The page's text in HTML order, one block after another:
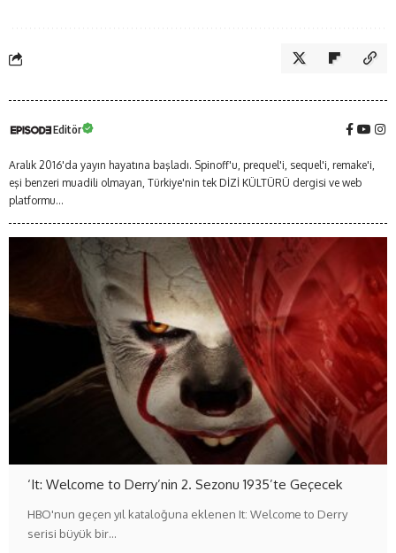
Editör
Aralık 2016'da yayın hayatına başladı. Spinoff'u, prequel'i, sequel'i, remake'i,
eşi benzeri muadili olmayan, Türkiye'nin tek DİZİ KÜLTÜRÜ dergisi ve web
platformu...
‘It: Welcome to Derry’nin 2. Sezonu 1935’te Geçecek
HBO'nun geçen yıl kataloğuna eklenen It: Welcome to Derry
serisi büyük bir…